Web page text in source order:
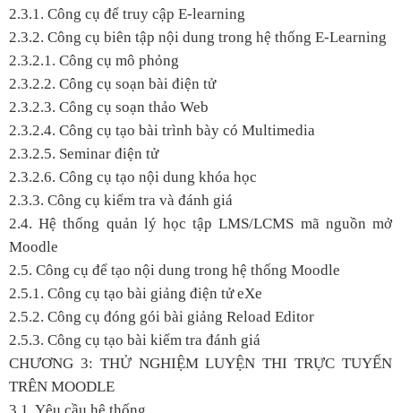
2.3.1. Công cụ để truy cập E-learning
2.3.2. Công cụ biên tập nội dung trong hệ thống E-Learning
2.3.2.1. Công cụ mô phỏng
2.3.2.2. Công cụ soạn bài điện tử
2.3.2.3. Công cụ soạn thảo Web
2.3.2.4. Công cụ tạo bài trình bày có Multimedia
2.3.2.5. Seminar điện tử
2.3.2.6. Công cụ tạo nội dung khóa học
2.3.3. Công cụ kiểm tra và đánh giá
2.4. Hệ thống quản lý học tập LMS/LCMS mã nguồn mở
Moodle
2.5. Công cụ để tạo nội dung trong hệ thống Moodle
2.5.1. Công cụ tạo bài giảng điện tử eXe
2.5.2. Công cụ đóng gói bài giảng Reload Editor
2.5.3. Công cụ tạo bài kiểm tra đánh giá
CHƯƠNG 3: THỬ NGHIỆM LUYỆN THI TRỰC TUYẾN
TRÊN MOODLE
3.1. Yêu cầu hệ thống